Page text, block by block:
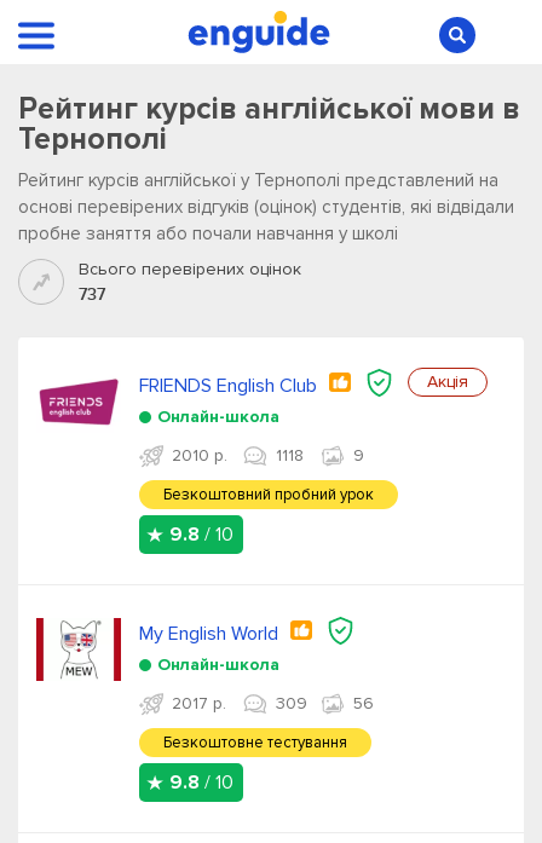
Рейтинг курсів англійської мови в
Тернополі
Рейтинг курсів англійської у Тернополі представлений на
основі перевірених відгуків (оцінок) студентів, які відвідали
пробне заняття або почали навчання у школі
Всього перевірених оцінок
737
FRIENDS English Club
Акція
Онлайн-школа
2010 р.
1118 9
Безкоштовний пробний урок
9.8 / 10
My English World
Онлайн-школа
2017 р.
309 56
Безкоштовне тестування
9.8 / 10